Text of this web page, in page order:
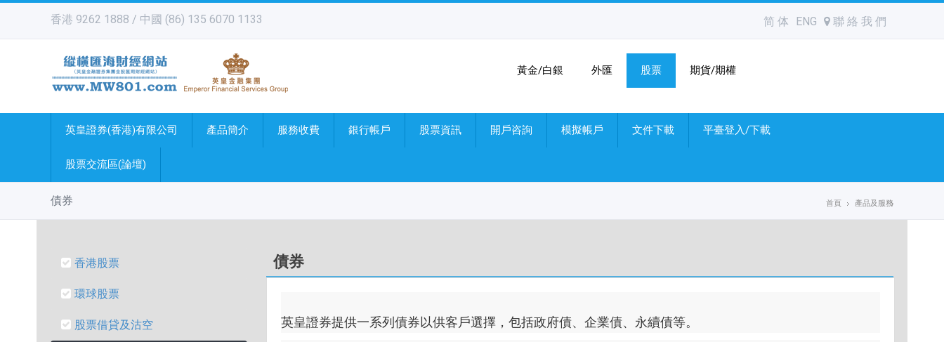
香港 9262 1888 / 中國 (86) 135 6070 1133 简 体 ENG 聯 絡 我 們
黃金/白銀 外匯 股票 期貨/期權
英皇證券(香港)有限公司 產品簡介 服務收費 銀行帳戶 股票資訊 開戶咨詢 模擬帳戶 文件下載 平臺登入/下載
股票交流區(論壇)
債券 首頁 產品及服務
香港股票
環球股票
股票借貸及沽空
債券
英皇證券提供一系列債券以供客戶選擇，包括政府債、企業債、永續債等。